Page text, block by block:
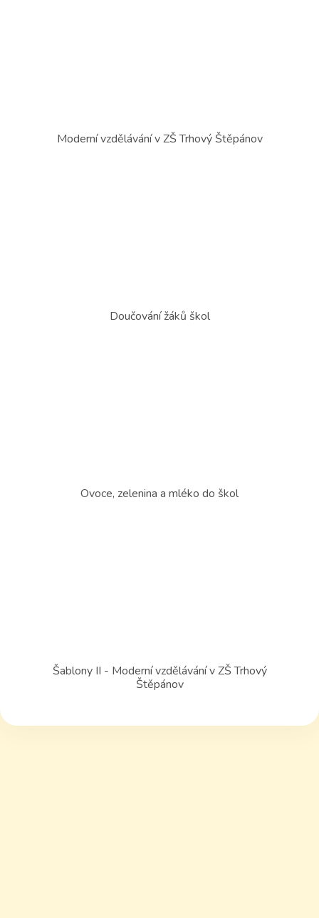
Moderní vzdělávání v ZŠ Trhový Štěpánov
Doučování žáků škol
Ovoce, zelenina a mléko do škol
Šablony II - Moderní vzdělávání v ZŠ Trhový
Štěpánov